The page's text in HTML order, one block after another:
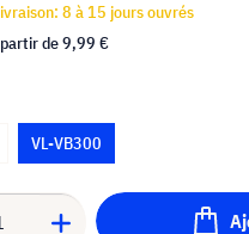
8 à 15 jours ouvrés
de9,99 €
VL-VB300